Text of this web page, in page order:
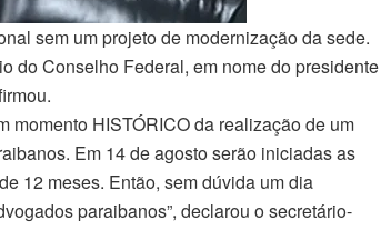
sem um projeto de modernização da sede.
do Conselho Federal, em nome do presidente
momento HISTÓRICO da realização de um
Em 14 de agosto serão iniciadas as
12 meses. Então, sem dúvida um dia
paraibanos”, declarou o secretário-